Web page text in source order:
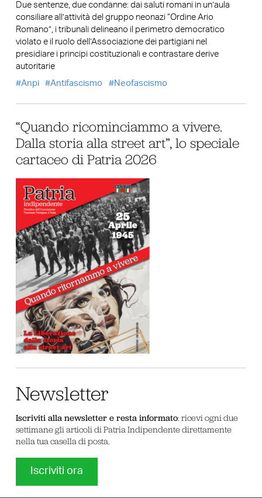
Due sentenze, due condanne: dai saluti romani in un’aula
consiliare all’attività del gruppo neonazi “Ordine Ario
Romano”, i tribunali delineano il perimetro democratico
violato e il ruolo dell’Associazione dei partigiani nel
presidiare i principi costituzionali e contrastare derive
autoritarie
Anpi
Antifascismo Neofascismo
“Quando ricominciammo a vivere.
Dalla storia alla street art”, lo speciale
cartaceo di Patria 2026
Newsletter
Iscriviti alla newsletter e resta informato: ricevi ogni due
settimane gli articoli di Patria Indipendente direttamente
nella tua casella di posta.
Iscriviti ora